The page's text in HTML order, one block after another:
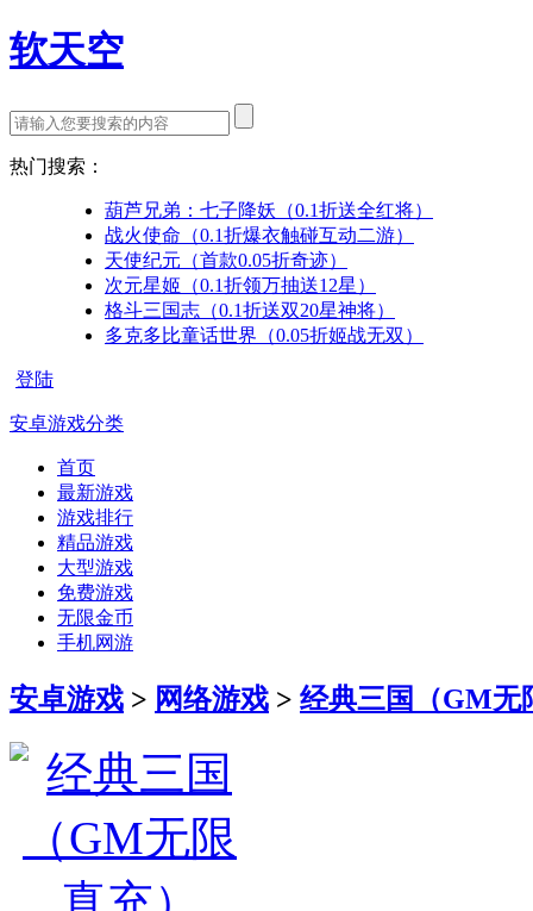
软天空
热门搜索：
葫芦兄弟：七子降妖（0.1折送全红将）
战火使命（0.1折爆衣触碰互动二游）
天使纪元（首款0.05折奇迹）
次元星姬（0.1折领万抽送12星）
格斗三国志（0.1折送双20星神将）
多克多比童话世界（0.05折姬战无双）
登陆
安卓游戏分类
首页
最新游戏
游戏排行
精品游戏
大型游戏
免费游戏
无限金币
手机网游
安卓游戏 > 网络游戏 > 经典三国（GM无